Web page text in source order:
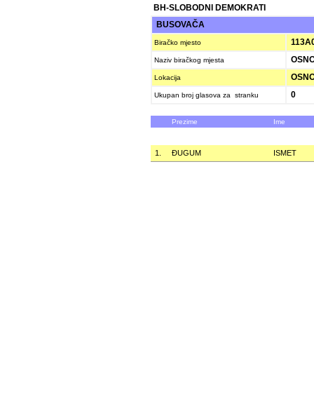
BH-SLOBODNI DEMOKRATI
BUSOVAČA
Biračko mjesto
Naziv biračkog mjesta
Lokacija
Ukupan broj glasova za stranku 0
Prezime Ime
1. ÐUGUM ISMET